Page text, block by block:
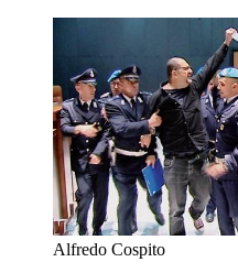
Alfredo Cospito